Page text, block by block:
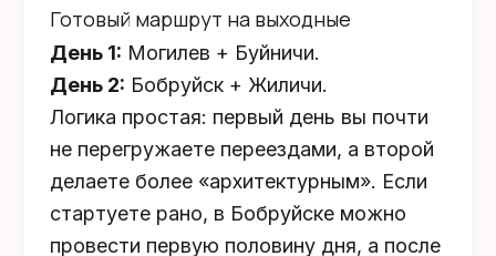
Готовый маршрут на выходные
День 1: Могилев + Буйничи.
День 2: Бобруйск + Жиличи.
Логика простая: первый день вы почти
не перегружаете переездами, а второй
делаете более «архитектурным». Если
стартуете рано, в Бобруйске можно
провести первую половину дня, а после